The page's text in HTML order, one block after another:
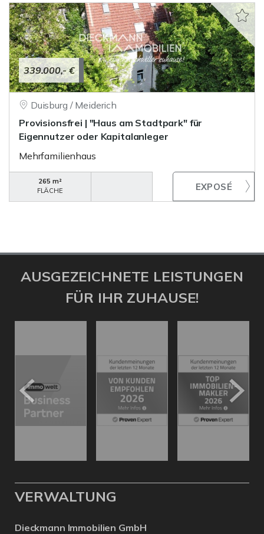
339.000,- €
Duisburg / Meiderich
Provisionsfrei | "Haus am Stadtpark" für
Eigennutzer oder Kapitalanleger
Mehrfamilienhaus
265 m²
FLÄCHE
AUSGEZEICHNETE LEISTUNGEN
FÜR IHR ZUHAUSE!
VERWALTUNG
Dieckmann Immobilien GmbH